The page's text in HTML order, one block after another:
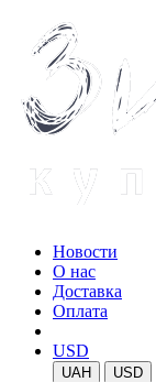
Новости
О нас
Доставка
Оплата
USD
UAH USD